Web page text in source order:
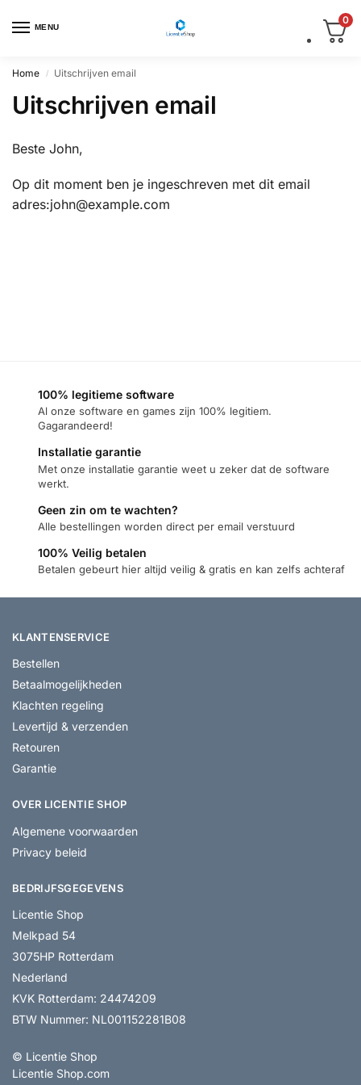
MENU
0
Home / Uitschrijven email
Uitschrijven email
Beste John,
Op dit moment ben je ingeschreven met dit email
adres:john@example.com
100% legitieme software
Al onze software en games zijn 100% legitiem.
Gagarandeerd!
Installatie garantie
Met onze installatie garantie weet u zeker dat de software
werkt.
Geen zin om te wachten?
Alle bestellingen worden direct per email verstuurd
100% Veilig betalen
Betalen gebeurt hier altijd veilig & gratis en kan zelfs achteraf
KLANTENSERVICE
Bestellen
Betaalmogelijkheden
Klachten regeling
Levertijd & verzenden
Retouren
Garantie
OVER LICENTIE SHOP
Algemene voorwaarden
Privacy beleid
BEDRIJFSGEGEVENS
Licentie Shop
Melkpad 54
3075HP Rotterdam
Nederland
KVK Rotterdam: 24474209
BTW Nummer: NL001152281B08
© Licentie Shop
Licentie Shop.com